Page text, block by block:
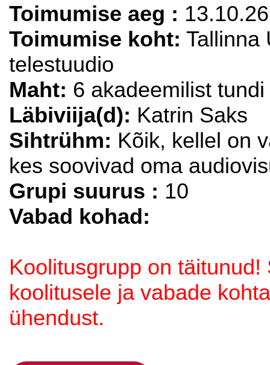
Toimumise aeg :
Toimumise koht: Tallinna
telestuudio
Maht: 6 akadeemilist tundi
Läbiviija(d): Katrin Saks
Sihtrühm: Kõik, kellel on
kes soovivad oma
Grupi suurus : 10
Vabad kohad:
Koolitusgrupp on
koolitusele ja vabade
ühendust.